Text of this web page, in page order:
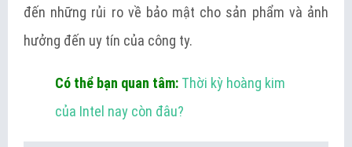
đến những rủi ro về bảo mật cho sản phẩm và ảnh
hưởng đến uy tín của công ty.
Có thể bạn quan tâm: Thời kỳ hoàng kim
của Intel nay còn đâu?